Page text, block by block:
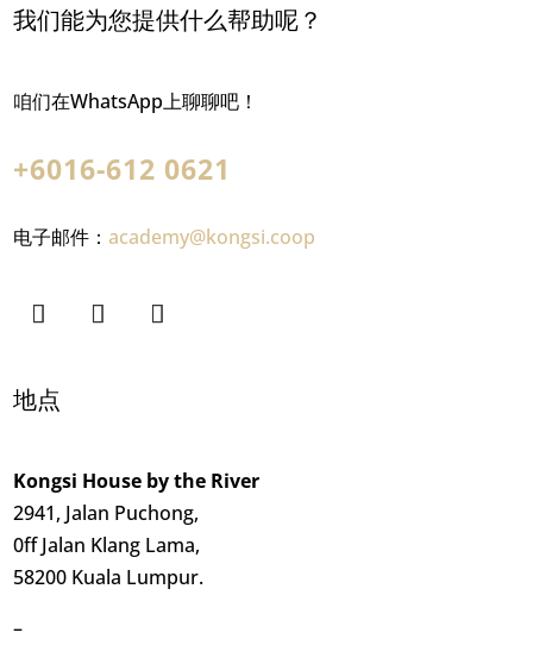
我们能为您提供什么帮助呢？
咱们在WhatsApp上聊聊吧！
+6016-612 0621
电子邮件：academy@kongsi.coop
地点
Kongsi House by the River
2941, Jalan Puchong,
0ff Jalan Klang Lama,
58200 Kuala Lumpur.
–